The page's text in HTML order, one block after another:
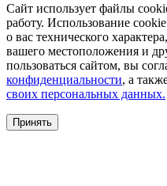
Сайт использует файлы
работу. Использование
о вас технического
вашего местоположения и
пользоваться сайтом, вы
конфиденциальности, а
своих персональных данных.
Принять